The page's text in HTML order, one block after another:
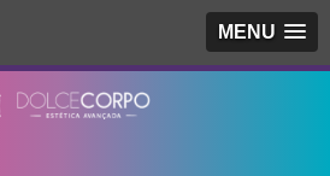
MENU